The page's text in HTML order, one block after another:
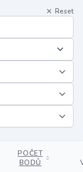
Reset
POČET
BODŮ